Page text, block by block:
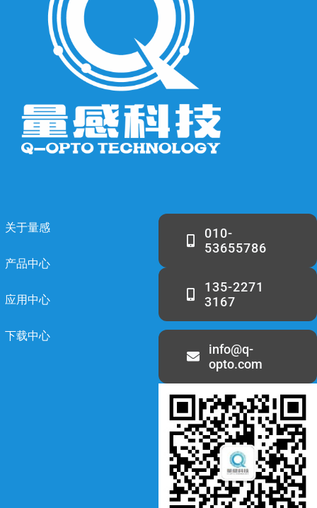
关于量感
产品中心
应用中心
下载中心
010-
53655786
135-2271
3167
info@q-
opto.com